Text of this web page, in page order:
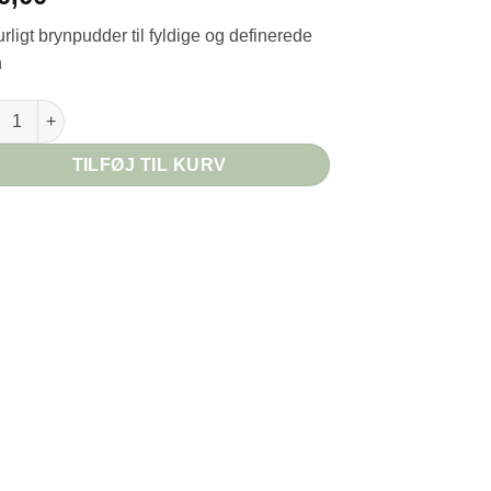
brynpudder til fyldige og definerede
Brow Powder - Soft Black antal
TILFØJ TIL KURV